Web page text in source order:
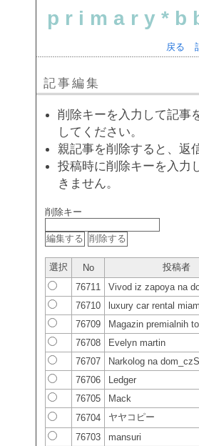
戻る
記事編集
削除キーを入力して記事
してください。
親記事を削除すると、返
投稿時に削除キーを入力
きません。
削除キー
選択 No
投稿者
76711
Vivod iz zapoya na
76710
luxury car rental
76709
Magazin premialnih
76708
Evelyn martin
76707
Narkolog na
76706
Ledger
76705
Mack
76704
ヤヤコピー
76703
mansuri